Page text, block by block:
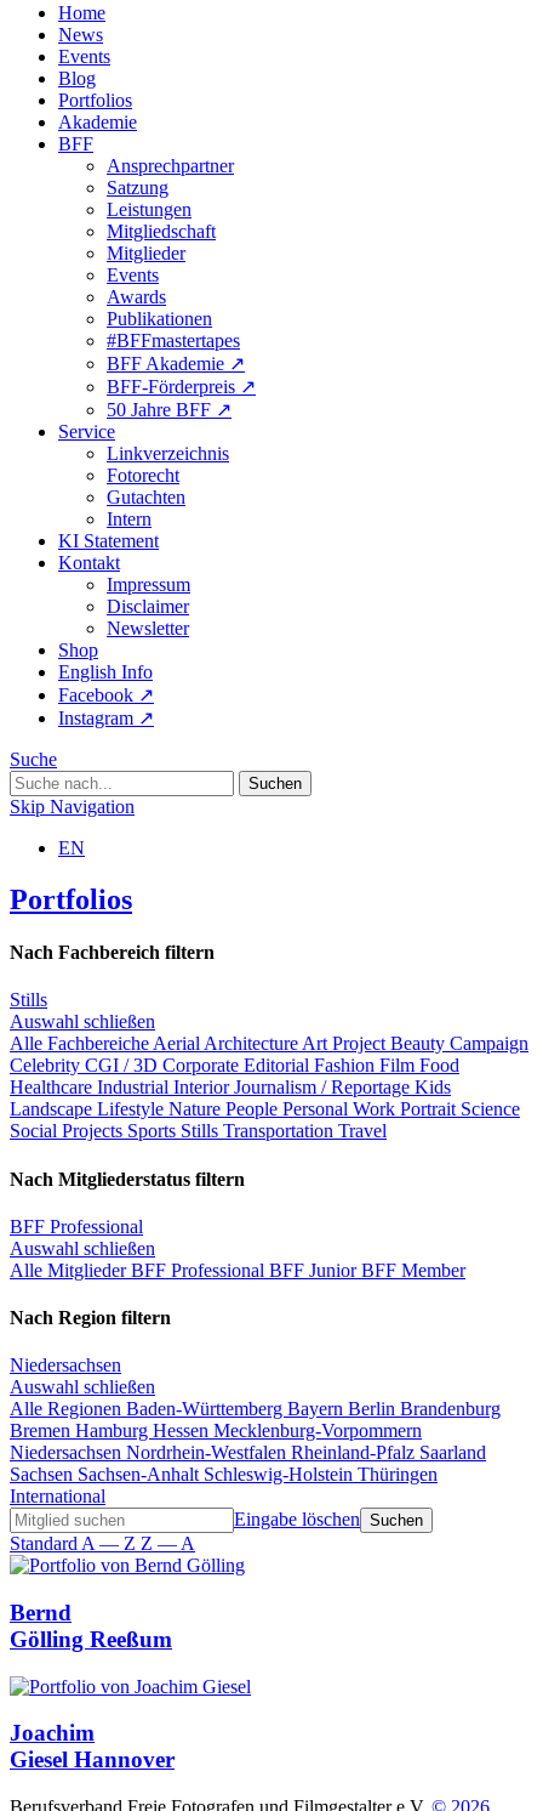
Home
News
Events
Blog
Portfolios
Akademie
BFF
Ansprechpartner
Satzung
Leistungen
Mitgliedschaft
Mitglieder
Events
Awards
Publikationen
#BFFmastertapes
BFF Akademie ↗︎
BFF-Förderpreis ↗︎
50 Jahre BFF ↗︎
Service
Linkverzeichnis
Fotorecht
Gutachten
Intern
KI Statement
Kontakt
Impressum
Disclaimer
Newsletter
Shop
English Info
Facebook ↗︎
Instagram ↗︎
Suche
Skip Navigation
EN
Portfolios
Nach Fachbereich filtern
Stills
Auswahl schließen
Alle Fachbereiche Aerial Architecture Art Project Beauty Campaign
Celebrity CGI / 3D Corporate Editorial Fashion Film Food
Healthcare Industrial InteriorJournalism / Reportage Kids
Landscape Lifestyle Nature People Personal Work Portrait Science
Social Projects Sports Stills Transportation Travel
Nach Mitgliederstatus filtern
BFF Professional
Auswahl schließen
Alle MitgliederBFF Professional BFF JuniorBFF Member
Nach Region filtern
Niedersachsen
Auswahl schließen
Alle Regionen Baden-Württemberg Bayern Berlin Brandenburg
Bremen Hamburg Hessen Mecklenburg-Vorpommern
Niedersachsen Nordrhein-Westfalen Rheinland-Pfalz Saarland
Sachsen Sachsen-Anhalt Schleswig-Holstein Thüringen
International
Eingabe löschen
Standard A — Z Z — A
Bernd
Gölling Reeßum
Joachim
Giesel Hannover